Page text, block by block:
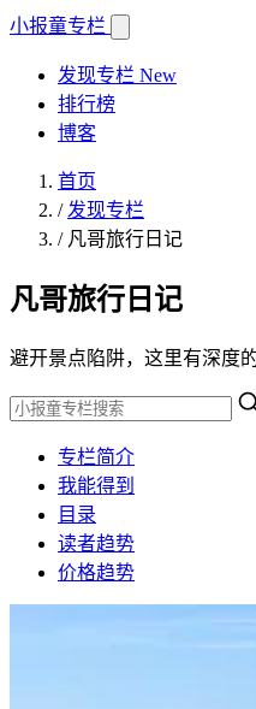
小报童专栏
发现专栏 New
排行榜
博客
首页
/ 发现专栏
/ 凡哥旅行日记
凡哥旅行日记
避开景点陷阱，这里有深度
专栏简介
我能得到
目录
读者趋势
价格趋势